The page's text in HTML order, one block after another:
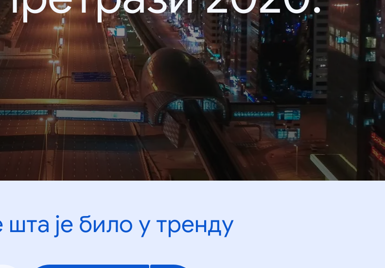
шта је било у тренду